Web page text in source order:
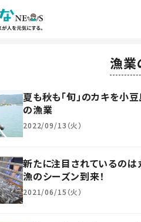
漁業
夏も秋も「旬」のカキを
の漁業
2022/09/13（火）
新たに注目されているのは
漁のシーズン到来！
2021/06/15（火）